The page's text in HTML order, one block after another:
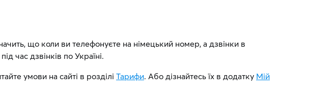
що коли ви телефонуєте на німецький номер, а дзвінки в
час дзвінків по Україні.
умови на сайті в розділі Тарифи. Або дізнайтесь їх в додатку Мій